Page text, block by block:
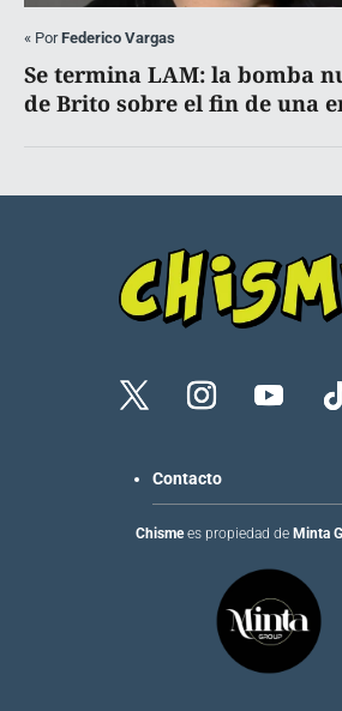
« PorFederico Vargas
Se termina LAM: la bomba
de Brito sobre el fin de una
Contacto
Chismees propiedad de Minta